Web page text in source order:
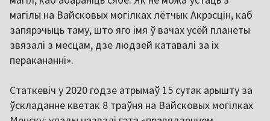
магілы на Вайсковых могілках лётчык Акрэсцін, каб
запярэчыць таму, што яго імя ў вачах усёй планеты
звязалі з месцам, дзе людзей катавалі за іх
перакананні».
Статкевіч у 2020 годзе атрымаў 15 сутак арышту за
ўскладанне кветак 8 траўня на Вайсковых могілках